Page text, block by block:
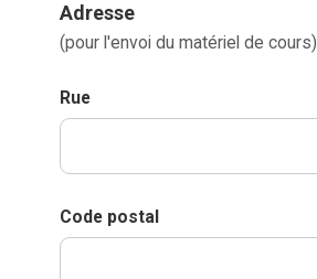
Adresse
(pour l'envoi du matériel de cours)
Rue
Code postal